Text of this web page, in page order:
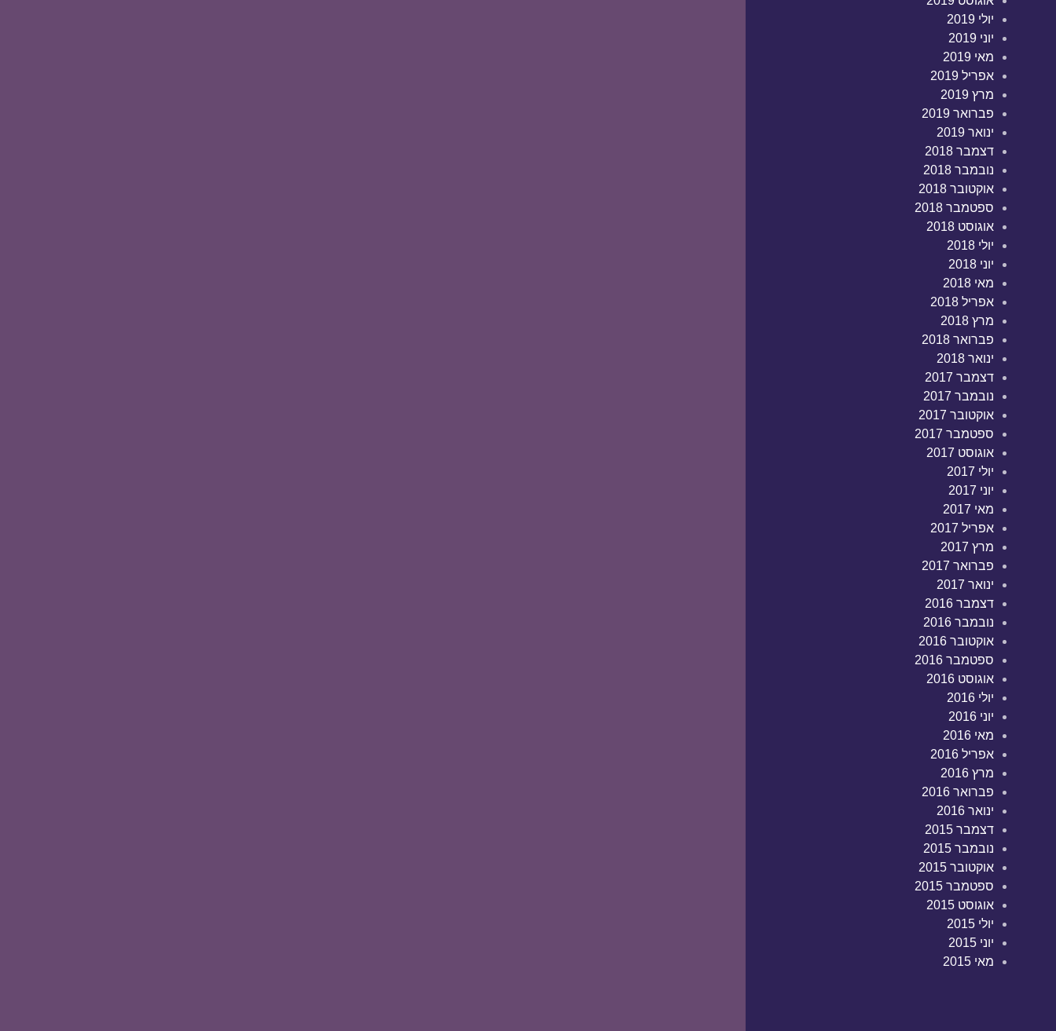
יולי 2019
יוני 2019
מאי 2019
אפריל 2019
מרץ 2019
פברואר 2019
ינואר 2019
דצמבר 2018
נובמבר 2018
אוקטובר 2018
ספטמבר 2018
אוגוסט 2018
יולי 2018
יוני 2018
מאי 2018
אפריל 2018
מרץ 2018
פברואר 2018
ינואר 2018
דצמבר 2017
נובמבר 2017
אוקטובר 2017
ספטמבר 2017
אוגוסט 2017
יולי 2017
יוני 2017
מאי 2017
אפריל 2017
מרץ 2017
פברואר 2017
ינואר 2017
דצמבר 2016
נובמבר 2016
אוקטובר 2016
ספטמבר 2016
אוגוסט 2016
יולי 2016
יוני 2016
מאי 2016
אפריל 2016
מרץ 2016
פברואר 2016
ינואר 2016
דצמבר 2015
נובמבר 2015
אוקטובר 2015
ספטמבר 2015
אוגוסט 2015
יולי 2015
יוני 2015
מאי 2015